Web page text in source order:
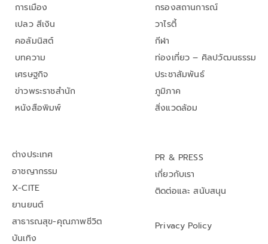
การเมือง
เปลว สีเงิน
คอลัมนิสต์
บทความ
เศรษฐกิจ
ข่าวพระราชสำนัก
หนังสือพิมพ์
กรองสถานการณ์
วาไรตี้
กีฬา
ท่องเที่ยว – ศิลปวัฒนธรรม
ประชาสัมพันธ์
ภูมิภาค
สิ่งแวดล้อม
ต่างประเทศ
อาชญากรรม
X-CITE
ยานยนต์
สาธารณสุข-คุณภาพชีวิต
บันเทิง
PR & PRESS
เกี่ยวกับเรา
ติดต่อและ สนับสนุน
Privacy Policy